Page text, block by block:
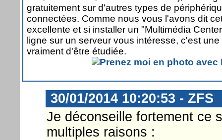
gratuitement sur d'autres types de
connectées. Comme nous vous l'avons dit
excellente et si installer un "Multimédia
ligne sur un serveur vous intéresse, c'est
vraiment d'être étudiée.
30/01/2014 10:20:53 - ZFS
Je déconseille fortement ce
multiples raisons :